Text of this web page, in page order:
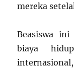
mereka
Beasiswa
biaya